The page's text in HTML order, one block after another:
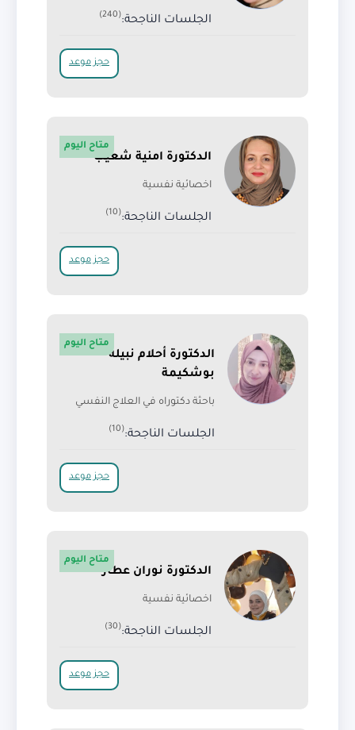
الجلسات الناجحة:(240)
حجز موعد
الدكتورة امنية شعيب
اخصائية نفسية
الجلسات الناجحة:(10)
متاح اليوم
حجز موعد
الدكتورة أحلام نبيلة
بوشكيمة
باحثة دكتوراه في العلاج النفسي
الجلسات الناجحة:(10)
متاح اليوم
حجز موعد
الدكتورة نوران عطار
اخصائية نفسية
الجلسات الناجحة:(30)
متاح اليوم
حجز موعد